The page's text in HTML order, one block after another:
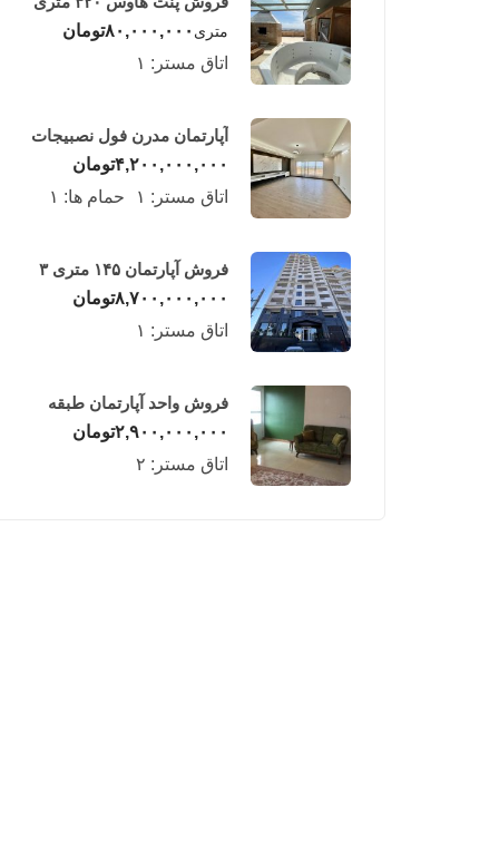
لوکس در طبقه چهاردهم
فریدونکنار
متری ۸۰,۰۰۰,۰۰۰تومان
اتاق مستر: ۱
آپارتمان مدرن فول نصبیجات
ساحلی/فریدونکنار
۴,۲۰۰,۰۰۰,۰۰۰تومان
اتاق مستر: ۱ حمام ها: ۱
فروش آپارتمان ۱۴۵ متری ۳
خوابه در فریدونکنار
۸,۷۰۰,۰۰۰,۰۰۰تومان
اتاق مستر: ۱
فروش واحد آپارتمان طبقه
چهارم در فریدونکنار
۲,۹۰۰,۰۰۰,۰۰۰تومان
اتاق مستر: ۲